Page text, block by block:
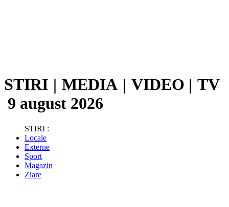
STIRI | MEDIA | VIDEO | TV
9 august 2026
STIRI :
Locale
Externe
Sport
Magazin
Ziare